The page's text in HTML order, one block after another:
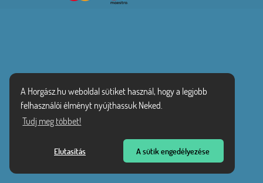
A Horgász.hu weboldal sütiket használ, hogy a legjobb
felhasználói élményt nyújthassuk Neked.
Tudj meg többet!
Elutasítás A sütik engedélyezése